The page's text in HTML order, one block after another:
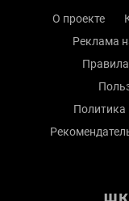
О проекте
Реклама
Политика